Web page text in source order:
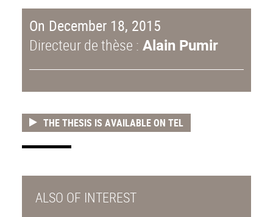
On December 18, 2015
Directeur de thèse : Alain Pumir
THE THESIS IS AVAILABLE ON TEL
ALSO OF INTEREST